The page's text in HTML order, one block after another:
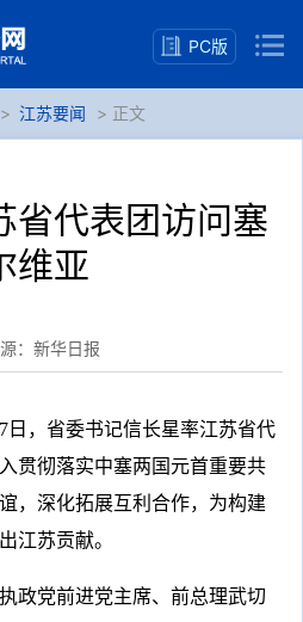
PC版
> 江苏要闻 > 正文
省代表团访问塞
维亚
：新华日报
日，省委书记信长星率江苏省代
贯彻落实中塞两国元首重要共
，深化拓展互利合作，为构建
江苏贡献。
政党前进党主席、前总理武切